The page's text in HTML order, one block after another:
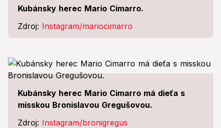
Kubánsky herec Mario Cimarro.
Zdroj: Instagram/mariocimarro
Kubánsky herec Mario Cimarro má dieťa s
misskou Bronislavou Gregušovou.
Zdroj: Instagram/bronigregus